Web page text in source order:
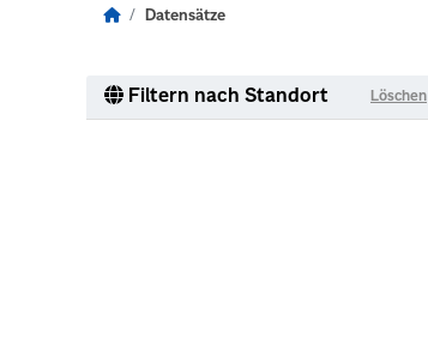
Datensätze
Filtern nach Standort Löschen